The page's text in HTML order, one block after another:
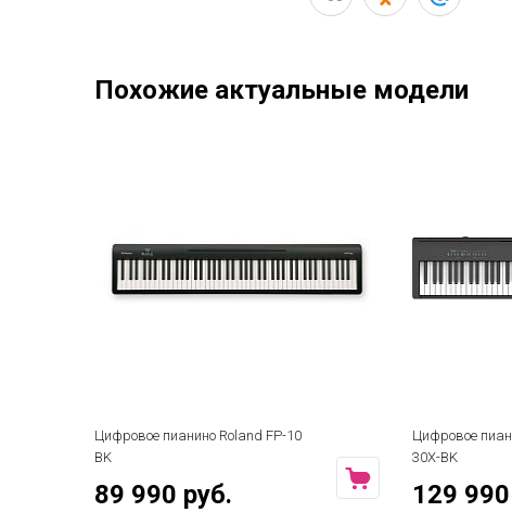
Похожие актуальные модели
Цифровое пианино Roland FP-10
BK
89 990 руб.
Цифровое
30X-BK
129